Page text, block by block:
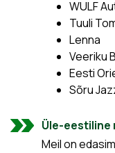
WULF
Tuuli
Lenna
Veeriku
Eesti
Sõru
Üle-
Meil on